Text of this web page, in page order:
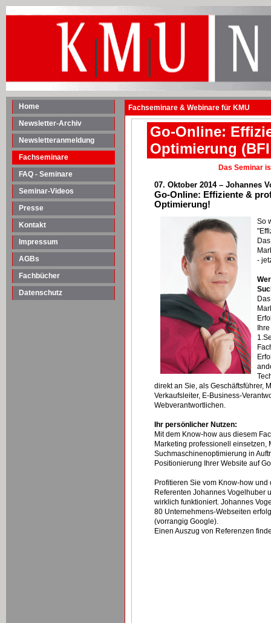
Home
Newsletter-Archiv
Newsletteranmeldung
Fachseminare
FAQ - Seminare
Seminar-Videos
Presse
Kontakt
Impressum
AGBs
Fachbücher
Datenschutz
Fachseminare & Webinare für KMU
Go-Online:
Optimierung
Das Seminar
07. Oktober 2014 – Johannes
Go-Online: Effiziente &
Optimierung!
So
-
direkt an Sie, als Geschäftsführer,
Verkaufsleiter, E-Business-
Webverantwortlichen.
Ihr persönlicher Nutzen:
Mit dem Know-how aus diesem
Marketing professionell einsetzen,
Suchmaschinenoptimierung in
Positionierung Ihrer Website auf
Profitieren Sie vom Know-how
Referenten Johannes Vogelhuber
wirklich funktioniert. Johannes
80 Unternehmens-Webseiten
(vorrangig Google).
Einen Auszug von Referenzen